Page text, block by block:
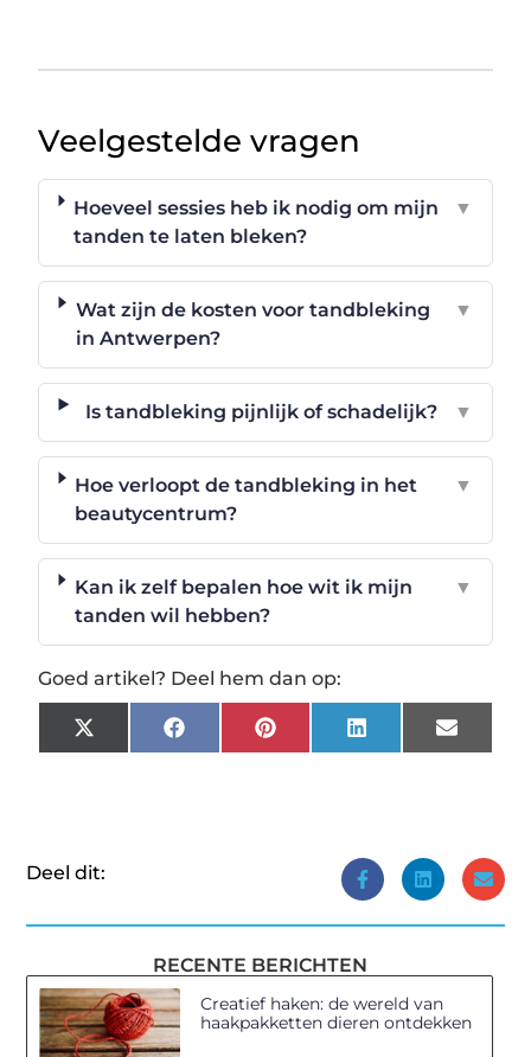
Veelgestelde vragen
Hoeveel sessies heb ik nodig om mijn
tanden te laten bleken?
▼
Wat zijn de kosten voor tandbleking
in Antwerpen?
▼
Is tandbleking pijnlijk of schadelijk? ▼
Hoe verloopt de tandbleking in het
beautycentrum?
▼
Kan ik zelf bepalen hoe wit ik mijn
tanden wil hebben?
▼
Goed artikel? Deel hem dan op:
X
(Twitter)
FacebookPinterestLinkedInEmail
Deel dit:
RECENTE BERICHTEN
Creatief haken: de wereld van
haakpakketten dieren ontdekken